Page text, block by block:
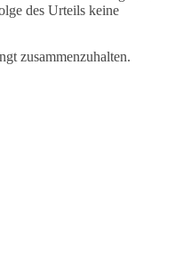
des Urteils keine
zusammenzuhalten.